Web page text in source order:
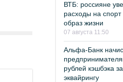
ВТБ: россияне
расходы на
образ жизни
07 августа 11:50
Альфа-Банк
рублей кэшбэка
эквайрингу